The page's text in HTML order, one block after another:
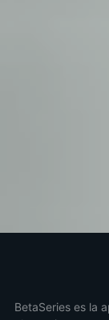
BetaSeries es la